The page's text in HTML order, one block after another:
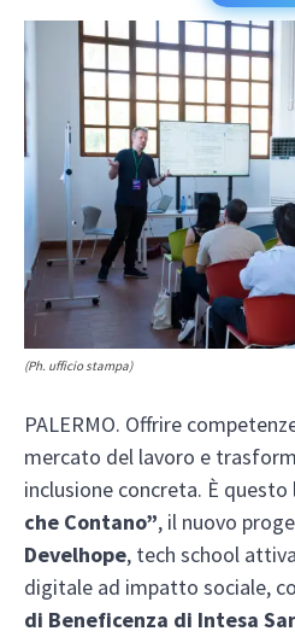
(Ph. ufficio stampa)
PALERMO. Offrire
mercato del lavoro e
inclusione concreta. È questo
che Contano”, il nuovo
Develhope, tech school
digitale ad impatto sociale,
di Beneficenza di Intesa